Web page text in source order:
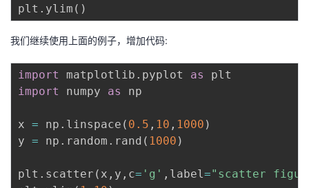
plt . ylim ( )
我们继续使用上面的例子，增加代码:
import matplotlib . pyplot as
import
numpy as np
x = np . linspace ( 0.5 , 10 , 1000 )
y = np . random . rand ( 1000 )
plt . scatter ( x , y , c= 'g' , label="scatter